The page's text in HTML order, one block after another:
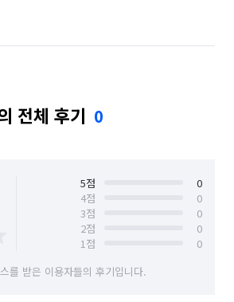
전체 후기 0
5점
0
4점
0
3점
0
2점
0
1점
0
를 받은 이용자들의 후기입니다.